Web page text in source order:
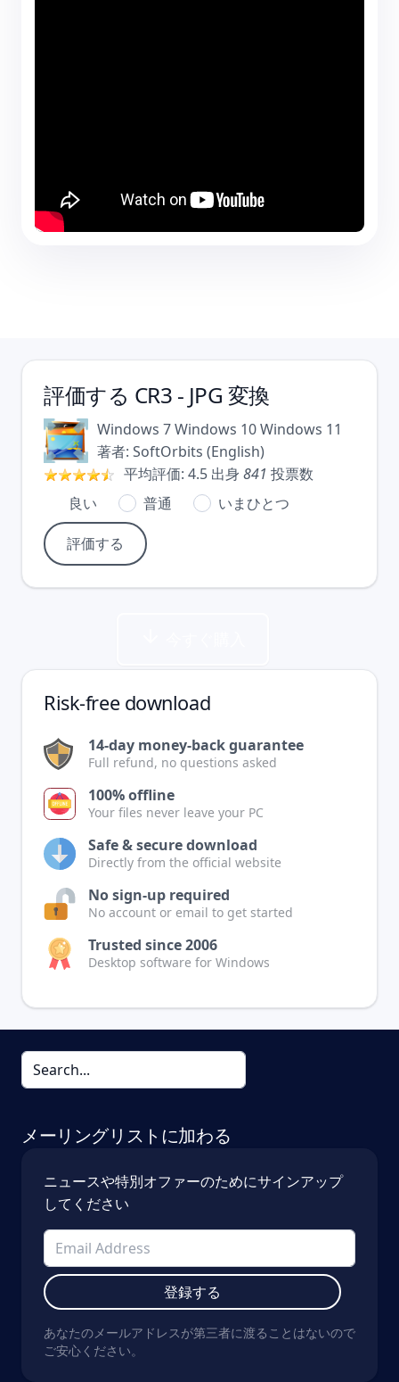
評価する CR3 - JPG 変換
Windows 7Windows 10Windows 11
著者: SoftOrbits (English)
平均評価: 4.5 出身 841 投票数
良い
普通 いまひとつ
Risk-free download
14-day money-back guarantee
Full refund, no questions asked
100% offline
Your files never leave your PC
Safe & secure download
Directly from the official website
No sign-up required
No account or email to get started
Trusted since 2006
Desktop software for Windows
メーリングリストに加わる
ニュースや特別オファーのためにサインアップ
してください
登録する
あなたのメールアドレスが第三者に渡ることはないので
ご安心ください。